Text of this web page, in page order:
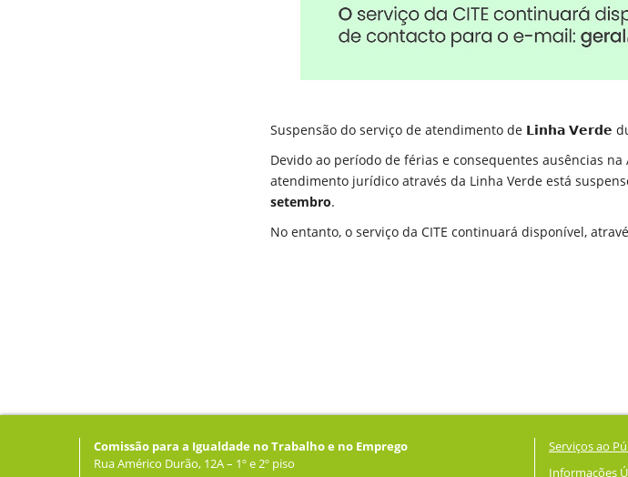
Suspensão do serviço de atendimento de 𝗟𝗶𝗻𝗵𝗮 𝗩𝗲𝗿𝗱𝗲
Devido ao período de férias e consequentes ausências
atendimento jurídico através da Linha Verde está
setembro.
No entanto, o serviço da CITE continuará disponível,
Comissão para a Igualdade no Trabalho e no Emprego
Rua Américo Durão, 12A – 1º e 2º piso
Serviços ao
Informações